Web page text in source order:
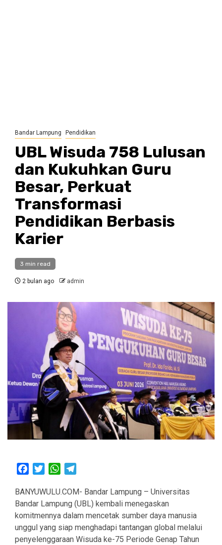
Bandar Lampung Pendidikan
UBL Wisuda 758 Lulusan
dan Kukuhkan Guru
Besar, Perkuat
Transformasi
Pendidikan Berbasis
Karier
3 min read
2 bulan ago admin
FacebookTwitterWhatsApp
BANYUWULU.COM- Bandar Lampung – Universitas
Bandar Lampung (UBL) kembali menegaskan
komitmennya dalam mencetak sumber daya manusia
unggul yang siap menghadapi tantangan global melalui
penyelenggaraan Wisuda ke-75 Periode Genap Tahun